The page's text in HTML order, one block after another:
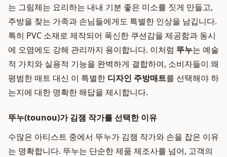
는 그림체는 요리하는 내내 기분 좋은 미소를 짓게 만들고,
주방을 찾는 가족과 손님들에게도 특별한 인상을 남깁니다.
특히 PVC 소재로 제작되어 푹신한 쿠션감을 제공함과 동시
에 오염에도 강해 관리까지 용이합니다. 이처럼 뚜누는 예술
적 가치와 실용적 기능을 완벽하게 결합하여, 소비자들이 왜
평범한 매트 대신 이 특별한 디자인 주방매트를 선택해야 하
는지에 대한 명확한 해답을 제시합니다.
뚜누(tounou)가 김잼 작가를 선택한 이유
수많은 아티스트 중에서 뚜누가 김잼 작가와 손을 잡은 이유
는 명확합니다. 뚜누는 단순한 제품 제조사를 넘어, 고객의